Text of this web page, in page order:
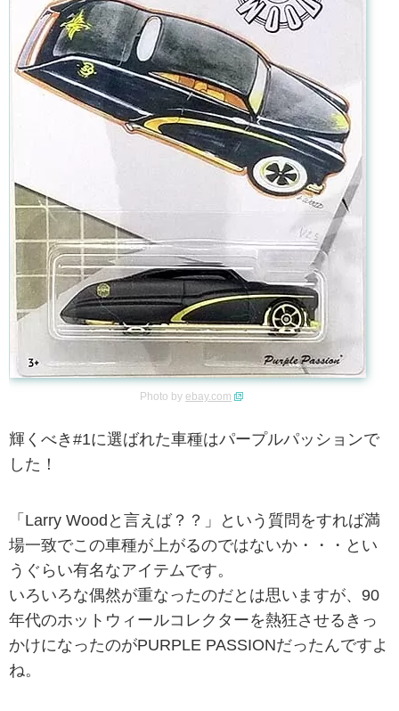
Photo by ebay.com
輝くべき#1に選ばれた車種はパープルパッションで
した！
「Larry Woodと言えば？？」という質問をすれば満
場一致でこの車種が上がるのではないか・・・とい
うぐらい有名なアイテムです。
いろいろな偶然が重なったのだとは思いますが、90
年代のホットウィールコレクターを熱狂させるきっ
かけになったのがPURPLE PASSIONだったんですよ
ね。